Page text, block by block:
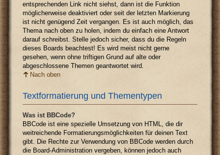
entsprechenden Link nicht siehst, dann ist die Funktion
möglicherweise deaktiviert oder seit der letzten Markierung
ist nicht genügend Zeit vergangen. Es ist auch möglich, das
Thema nach oben zu holen, indem du einfach eine Antwort
darauf schreibst. Stelle jedoch sicher, dass du die Regeln
dieses Boards beachtest! Es wird meist nicht gerne
gesehen, wenn ohne triftigen Grund auf alte oder
abgeschlossene Themen geantwortet wird.
Nach oben
Textformatierung und Thementypen
Was ist BBCode?
BBCode ist eine spezielle Umsetzung von HTML, die dir
weitreichende Formatierungsmöglichkeiten für deinen Text
gibt. Die Rechte zur Verwendung von BBCode werden durch
die Board-Administration vergeben, können jedoch auch